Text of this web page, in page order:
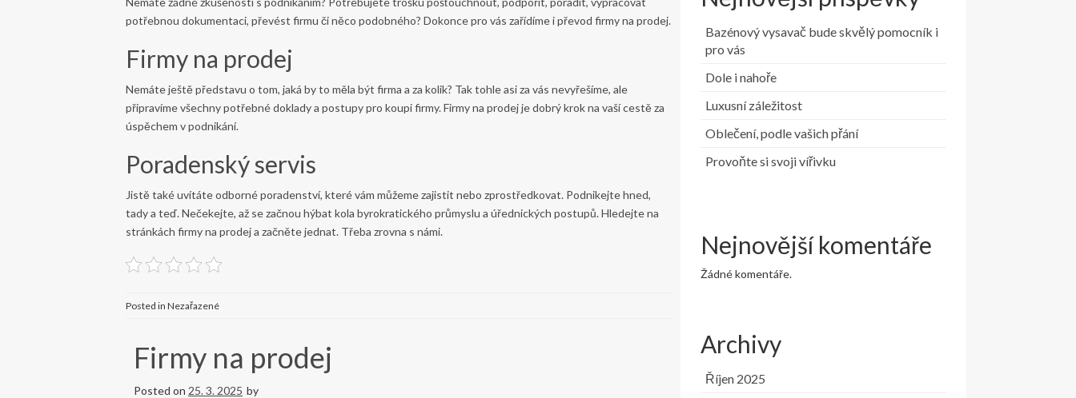
potřebnou dokumentaci, převést firmu či něco podobného? Dokonce pro vás zařídíme i převod firmy na prodej.
Firmy na prodej
Nemáte ještě představu o tom, jaká by to měla být firma a za kolik? Tak tohle asi za vás nevyřešíme, ale
připravíme všechny potřebné doklady a postupy pro koupi firmy. Firmy na prodej je dobrý krok na vaší cestě za
úspěchem v podnikání.
Poradenský servis
Jistě také uvítáte odborné poradenství, které vám můžeme zajistit nebo zprostředkovat. Podnikejte hned,
tady a teď. Nečekejte, až se začnou hýbat kola byrokratického průmyslu a úřednických postupů. Hledejte na
stránkách firmy na prodeja začněte jednat. Třeba zrovna s námi.
Posted in Nezařazené
Firmy na prodej
Posted on 25. 3. 2025 by
Bazénový vysavač bude skvělý pomocník i
pro vás
Dole i nahoře
Luxusní záležitost
Oblečení, podle vašich přání
Provoňte si svoji vířivku
Nejnovější komentáře
Žádné komentáře.
Archivy
Říjen 2025